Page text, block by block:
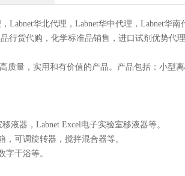
Labnet华北代理，Labnet华中代理，Labnet华南
行货代购，化学标准品销售，进口试剂优势代
质量，实用和有价值的产品。产品包括：小型
液器，Labnet Excel电子实验室移液器等。
可调旋转器，搅拌混合器等。
干浴等。